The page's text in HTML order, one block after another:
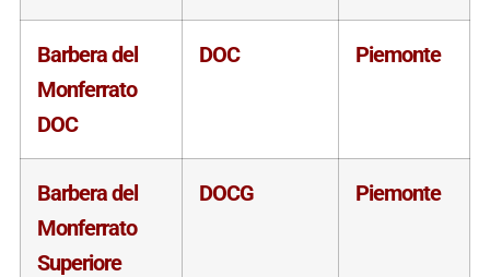
Barbera del
Monferrato
DOC
DOC Piemonte
Barbera del
Monferrato
Superiore
DOCG Piemonte